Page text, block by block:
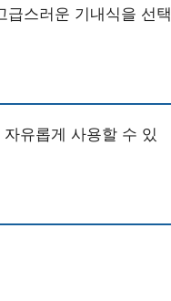
스러운 기내식을 선택
유롭게 사용할 수 있